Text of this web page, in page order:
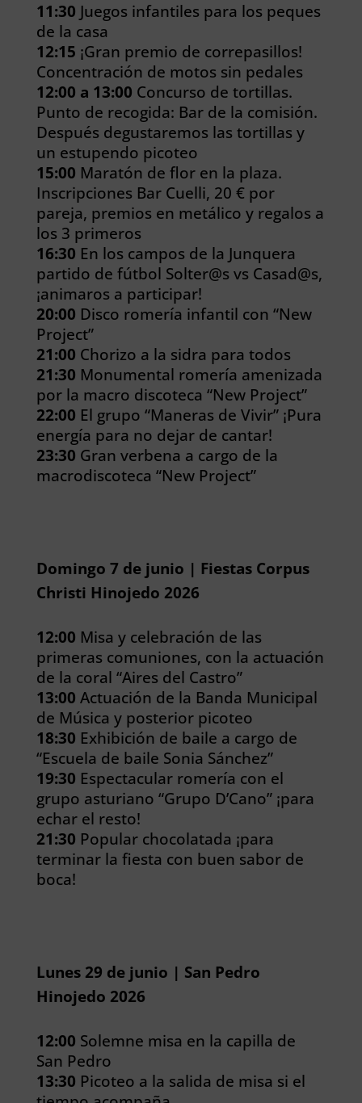
11:30 Juegos infantiles para los peques
de la casa
12:15 ¡Gran premio de correpasillos!
Concentración de motos sin pedales
12:00 a 13:00 Concurso de tortillas.
Punto de recogida: Bar de la comisión.
Después degustaremos las tortillas y
un estupendo picoteo
15:00 Maratón de flor en la plaza.
Inscripciones Bar Cuelli, 20 € por
pareja, premios en metálico y regalos a
los 3 primeros
16:30 En los campos de la Junquera
partido de fútbol Solter@s vs Casad@s,
¡animaros a participar!
20:00 Disco romería infantil con “New
Project”
21:00 Chorizo a la sidra para todos
21:30 Monumental romería amenizada
por la macro discoteca “New Project”
22:00 El grupo “Maneras de Vivir” ¡Pura
energía para no dejar de cantar!
23:30 Gran verbena a cargo de la
macrodiscoteca “New Project”
Domingo 7 de junio | Fiestas Corpus
Christi Hinojedo 2026
12:00 Misa y celebración de las
primeras comuniones, con la actuación
de la coral “Aires del Castro”
13:00 Actuación de la Banda Municipal
de Música y posterior picoteo
18:30 Exhibición de baile a cargo de
“Escuela de baile Sonia Sánchez”
19:30 Espectacular romería con el
grupo asturiano “Grupo D’Cano” ¡para
echar el resto!
21:30 Popular chocolatada ¡para
terminar la fiesta con buen sabor de
boca!
Lunes 29 de junio | San Pedro
Hinojedo 2026
12:00 Solemne misa en la capilla de
San Pedro
13:30 Picoteo a la salida de misa si el